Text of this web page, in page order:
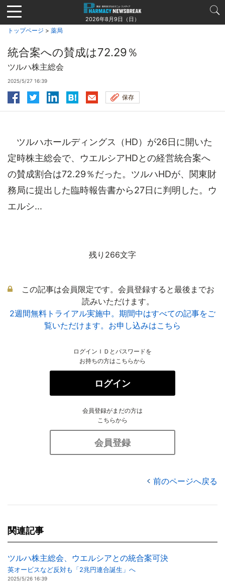
Jump
to
navigation
2026年8月9日（日）
トップページ > 薬局
統合案への賛成は72.29％
ツルハ株主総会
2025/5/27 16:39
保存
ツルハホールディングス（HD）が26日に開いた
定時株主総会で、ウエルシアHDとの経営統合案へ
の賛成割合は72.29％だった。ツルハHDが、関東財
務局に提出した臨時報告書から27日に判明した。ウ
エルシ...
残り266文字
この記事は会員限定です。会員登録すると最後までお
読みいただけます。
2週間無料トライアル実施中。期間中はすべての記事をご
覧いただけます。お申し込みはこちら
ログインＩＤとパスワードを
お持ちの方はこちらから
ログイン
会員登録がまだの方は
こちらから
会員登録
前のページへ戻る
関連記事
ツルハ株主総会、ウエルシアとの統合案可決
英オービスなど反対も「2兆円連合誕生」へ
2025/5/26 16:39